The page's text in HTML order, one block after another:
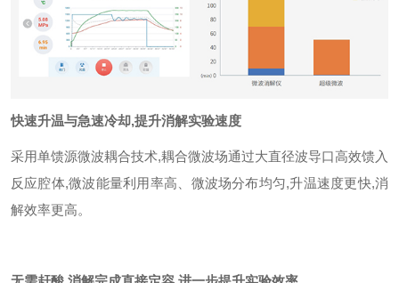
快速升温与急速冷却,提升消解实验速度
采用单馈源微波耦合技术,耦合微波场通过大直径波导口高效馈入
反应腔体,微波能量利用率高、微波场分布均匀,升温速度更快,消
解效率更高。